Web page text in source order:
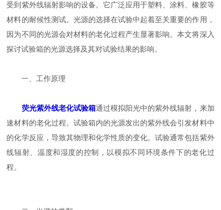
受到紫外线辐射影响的设备。它广泛应用于塑料、涂料、橡胶等
材料的耐候性测试。光源的选择在试验中起着至关重要的作用，
因为不同的光源会对材料的老化过程产生显著影响。本文将深入
探讨试验箱的光源选择及其对试验结果的影响。
一、工作原理
荧光紫外线老化试验箱通过模拟阳光中的紫外线辐射，来加
速材料的老化过程。试验箱内的光源发出的紫外线会引发材料中
的化学反应，导致其物理和化学性质的变化。试验通常包括紫外
线辐射、温度和湿度的控制，以模拟不同环境条件下的老化过
程。